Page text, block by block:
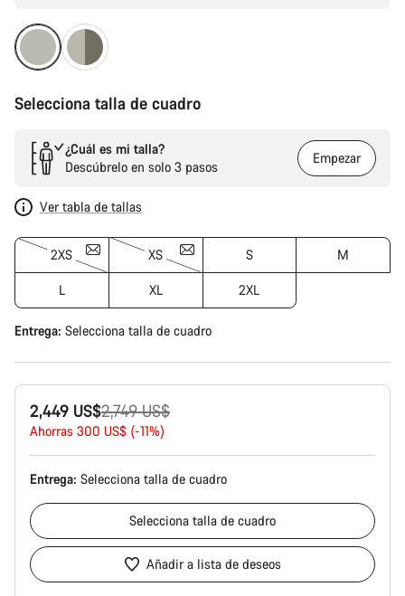
Selecciona talla de cuadro
¿Cuál es mi talla?
Descúbrelo en solo 3 pasos
Empezar
Ver tabla de tallas
2XS XS S M
L XL 2XL
Entrega: Selecciona talla de cuadro
2,449 US$
Precio
original
2,749 US$
Ahorras 300 US$ (-11%)
Entrega: Selecciona talla de cuadro
Selecciona talla de cuadro
Añadir a lista de deseos